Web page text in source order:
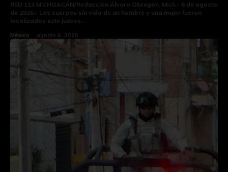
RED 113 MICHOACÁN/Redacción Álvaro Obregón, Mich.- 6 de agosto
de 2026.- Los cuerpos sin vida de un hombre y una mujer fueron
localizados este jueves...
México agosto 6, 2026